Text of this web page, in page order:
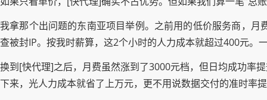
我拿那个出问题的东南亚项目举例。之前用的低价服务商，
查被封IP。按我时薪算，这2个小时的人力成本就超过400元。
换到[快代理]之后，月费虽然涨到了3000元档，但日均成功率
下来，光人力成本就省了上万元，更不用说数据交付的准时率